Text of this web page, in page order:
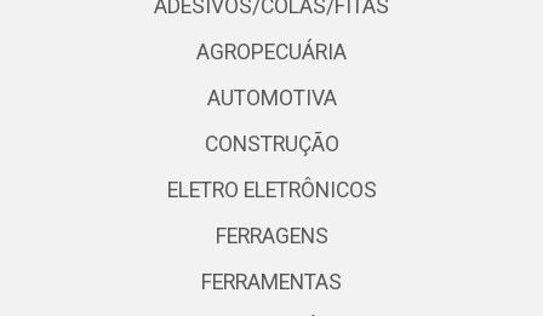
ADESIVOS/COLAS/FITAS
AGROPECUÁRIA
AUTOMOTIVA
CONSTRUÇÃO
ELETRO ELETRÔNICOS
FERRAGENS
FERRAMENTAS